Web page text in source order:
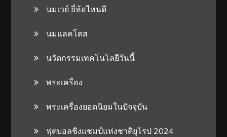
นมเวย์ ยี่ห้อไหนดี
นมแลคโตส
นวัตกรรมเทคโนโลยีวันนี้
พระเครื่อง
พระเครื่องยอดนิยมในปัจจุบัน
ฟุตบอลชิงแชมป์แห่งชาติยุโรป 2024